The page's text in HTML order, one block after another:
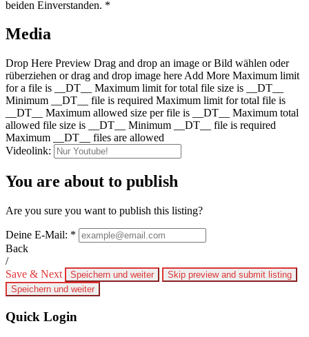
beiden Einverstanden. *
Media
Drop Here Preview Drag and drop an image or Bild wählen oder
rüberziehen or drag and drop image here Add More Maximum limit
for a file is __DT__
Maximum limit for total file size is __DT__
Minimum __DT__ file is required Maximum limit for total file is
__DT__
Maximum allowed size per file is __DT__
Maximum total
allowed file size is __DT__
Minimum __DT__ file is required
Maximum __DT__ files are allowed
Videolink:
You are about to publish
Are you sure you want to publish this listing?
Deine E-Mail: *
Back
/
Save & Next
Speichern und weiter
Skip preview and submit listing
Speichern und weiter
Quick Login